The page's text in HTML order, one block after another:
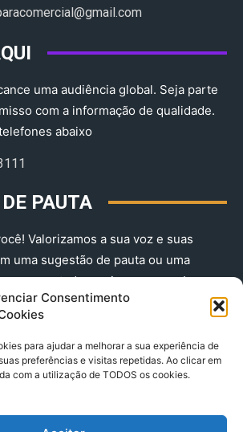
Consentimento
para ajudar a melhorar a sua experiência de
preferências e visitas repetidas. Ao clicar em
com a utilização de TODOS os cookies.
uma audiência global. Seja parte
com a informação de qualidade.
abaixo
PAUTA
Valorizamos a sua voz e suas
uma sugestão de pauta ou uma
ser contada, envie-nos agora!